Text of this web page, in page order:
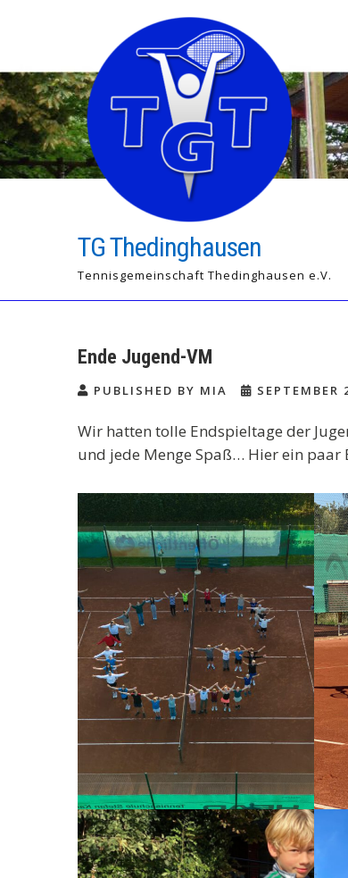
TG Thedinghausen
Tennisgemeinschaft Thedinghausen e.V.
Ende Jugend-VM
PUBLISHED BY MIA SEPTEMBER
Wir hatten tolle Endspieltage der
und jede Menge Spaß… Hier ein